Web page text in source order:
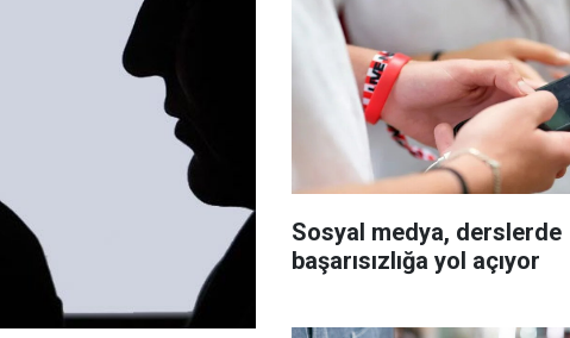
Sosyal medya, derslerde
başarısızlığa yol açıyor